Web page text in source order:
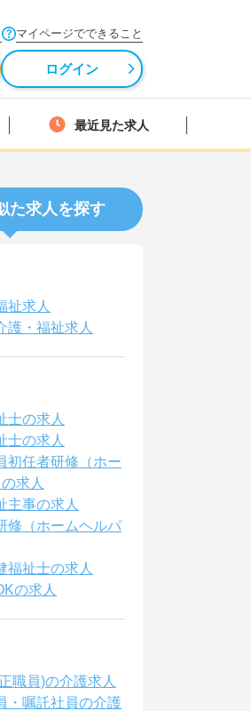
マイページでできること
ログイン
最近見た求人
た求人を探す
祉求人
護・福祉求人
士の求人
士の求人
初任者研修（ホー
求人
主事の求人
修（ホームヘルパ
福祉士の求人
の求人
職員)の介護求人
・嘱託社員の介護